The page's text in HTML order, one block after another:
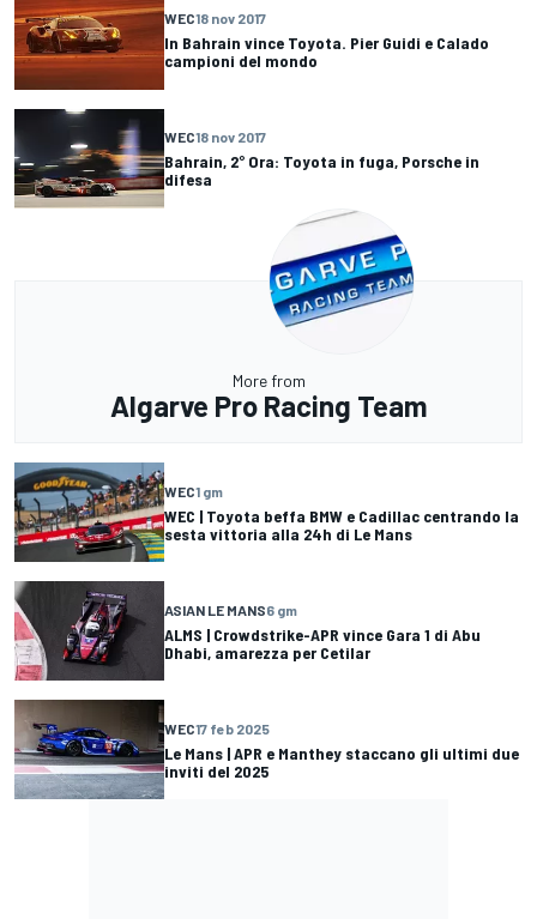
WEC18 nov 2017
In Bahrain vince Toyota. Pier Guidi e Calado
campioni del mondo
WEC18 nov 2017
Bahrain, 2° Ora: Toyota in fuga, Porsche in
difesa
More from
Algarve Pro Racing Team
WEC1 gm
WEC | Toyota beffa BMW e Cadillac centrando la
sesta vittoria alla 24h di Le Mans
ASIAN LE MANS6 gm
ALMS | Crowdstrike-APR vince Gara 1 di Abu
Dhabi, amarezza per Cetilar
WEC17 feb 2025
Le Mans | APR e Manthey staccano gli ultimi due
inviti del 2025